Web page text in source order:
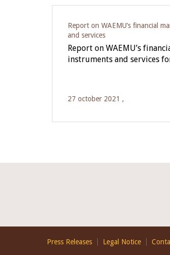
Report on WAEMU’s financial
and services
Report on WAEMU’s
instruments and services
27 october 2021 ,
Footer
EN
Press Releases Legal Notice